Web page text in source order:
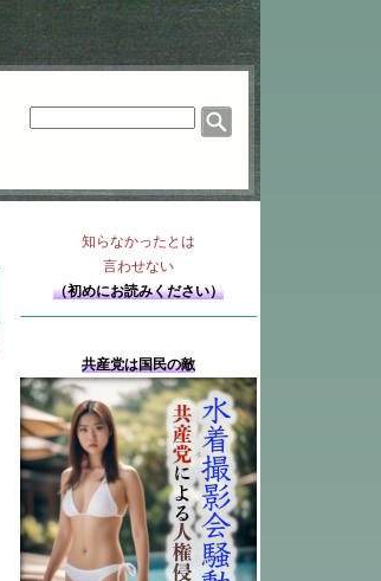
知らなかったとは
言わせない
（初めにお読みください）
共産党は国民の敵